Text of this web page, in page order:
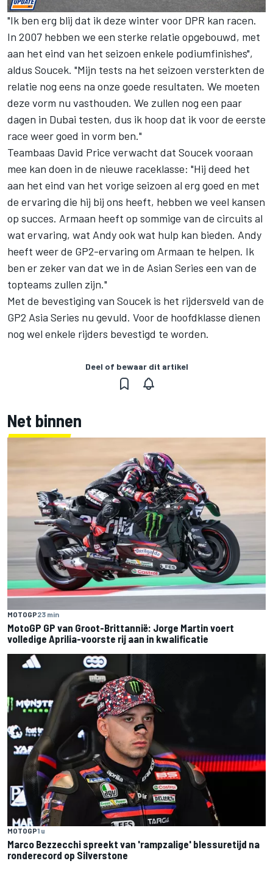
"Ik ben erg blij dat ik deze winter voor DPR kan racen.
In 2007 hebben we een sterke relatie opgebouwd, met
aan het eind van het seizoen enkele podiumfinishes",
aldus Soucek. "Mijn tests na het seizoen versterkten de
relatie nog eens na onze goede resultaten. We moeten
deze vorm nu vasthouden. We zullen nog een paar
dagen in Dubai testen, dus ik hoop dat ik voor de eerste
race weer goed in vorm ben."
Teambaas David Price verwacht dat Soucek vooraan
mee kan doen in de nieuwe raceklasse: "Hij deed het
aan het eind van het vorige seizoen al erg goed en met
de ervaring die hij bij ons heeft, hebben we veel kansen
op succes. Armaan heeft op sommige van de circuits al
wat ervaring, wat Andy ook wat hulp kan bieden. Andy
heeft weer de GP2-ervaring om Armaan te helpen. Ik
ben er zeker van dat we in de Asian Series een van de
topteams zullen zijn."
Met de bevestiging van Soucek is het rijdersveld van de
GP2 Asia Series nu gevuld. Voor de hoofdklasse dienen
nog wel enkele rijders bevestigd te worden.
Deel of bewaar dit artikel
Net binnen
MOTOGP23 min
MotoGP GP van Groot-Brittannië: Jorge Martin voert
volledige Aprilia-voorste rij aan in kwalificatie
MOTOGP1 u
Marco Bezzecchi spreekt van 'rampzalige' blessuretijd na
ronderecord op Silverstone